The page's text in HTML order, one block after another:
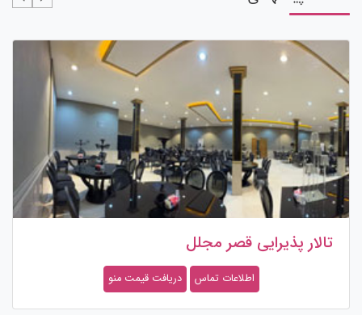
تالار پذیرایی قصر مجلل
اطلاعات تماس دریافت قیمت منو